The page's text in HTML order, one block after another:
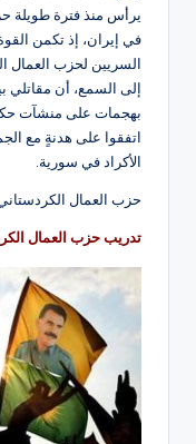
يرأس منذ فترة طويلة
في إيران، إذ تكمن
السريين لحزب العمال
إلى السمع، أن مقاتلي
بهجمات على منشآت
اتفقوا على هدنةٍ مع
الأكراد في سورية.
حزب العمال
تدريب حزب العمال